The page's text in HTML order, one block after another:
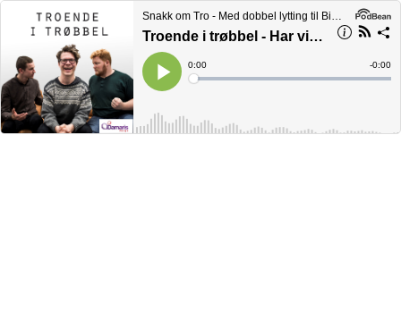
Snakk om Tro - Med dobbel lytting til Bibel og samtid
Troende i trøbbel - Har vitenskap motbevist Gud?
Play
Current
Time
0:00
Loaded:
Time
-0:00